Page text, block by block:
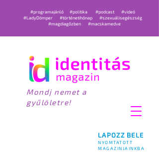
LAPOZZ BELE
NYOMTATOTT
MAGAZINJAINKBA
#programajánló #politika #podcast
#videó
#LadyDömper
#történetihónap
#szexuálisegészség
#magdiagőzben
#macskamedve
Mondj nemet a
gyűlöletre!